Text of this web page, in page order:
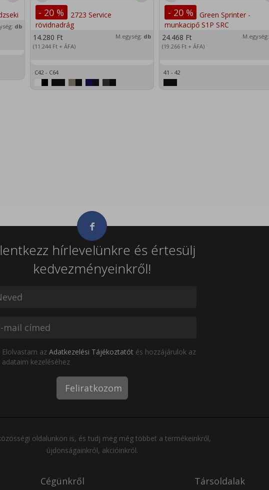
db
- 20 %
14.280 Ft
(11.244 Ft+ ÁFA)
M.egység: db
C42 - C64
- 20 %
24.468 Ft
(19.266 Ft + ÁFA)
M.egység:
41 - 42
hírlevelünkre és értesülj
kedvezményeinkről!
Elolvastam az Adatkezelési Tájékoztatót és hozzájárulok az
adataim kezeléséhez
Feliratkozom
oldalunkon is, és tudj meg még többet a termékeinkről,
újdonságainkról, akcióinkról.
Cégünkről Társoldalak